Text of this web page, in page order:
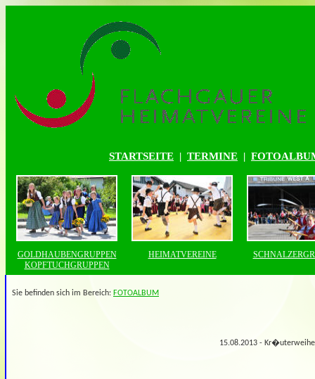
STARTSEITE | TERMINE |
GOLDHAUBENGRUPPEN
KOPFTUCHGRUPPEN
HEIMATVEREINE
Sie befinden sich im Bereich: FOTOALBUM
15.08.2013 - Kr�uterweihe